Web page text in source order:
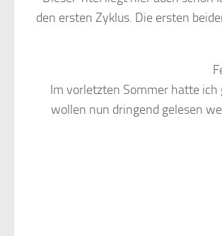
den ersten Zyklus. Die ersten
Im vorletzten Sommer hatte ich
wollen nun dringend gelesen